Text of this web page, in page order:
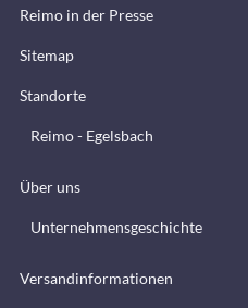
Reimo in der Presse
Sitemap
Standorte
Reimo - Egelsbach
Über uns
Unternehmensgeschichte
Versandinformationen